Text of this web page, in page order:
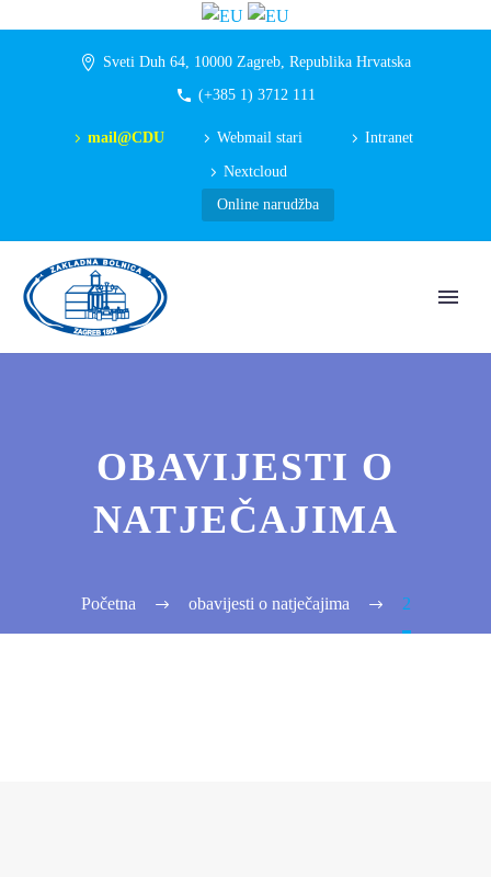
Sveti Duh 64, 10000 Zagreb, Republika Hrvatska
(+385 1) 3712 111
mail@CDU Webmail stari Intranet
Nextcloud
Online narudžba
OBAVIJESTI O
NATJEČAJIMA
Početna obavijesti o natječajima 2